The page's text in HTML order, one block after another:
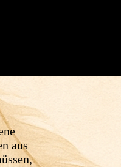
aus